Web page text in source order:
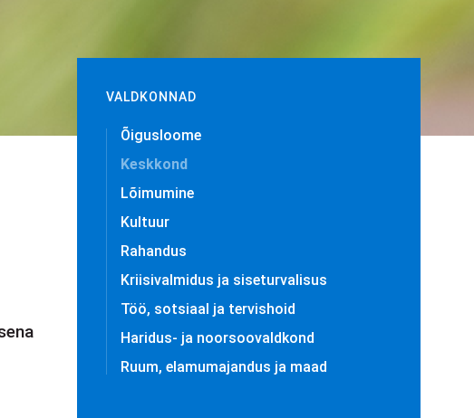
VALDKONNAD
Õigusloome
Keskkond
Lõimumine
Kultuur
Rahandus
Kriisivalmidus ja siseturvalisus
Töö, sotsiaal ja tervishoid
Haridus- ja noorsoovaldkond
Ruum, elamumajandus ja maad